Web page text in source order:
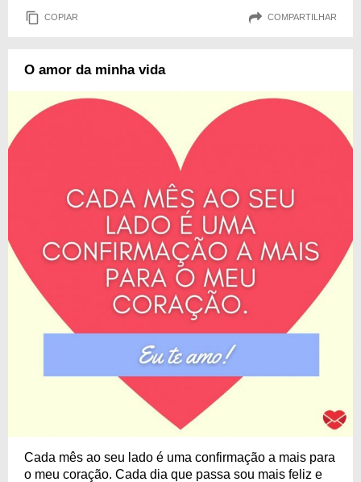
COPIAR COMPARTILHAR
O amor da minha vida
Cada mês ao seu lado é uma confirmação a mais para
o meu coração. Cada dia que passa sou mais feliz e